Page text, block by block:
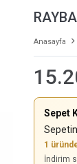
Anasayfa
Sepet
1
İndirim